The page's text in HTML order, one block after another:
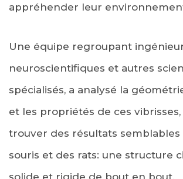
appréhender leur
Une équipe regroupant
neuroscientifiques et autres
spécialisés, a analysé la
et les propriétés de ces vibrisses,
trouver des résultats semblables
souris et des rats: une structure
solide et rigide de bout en bout.